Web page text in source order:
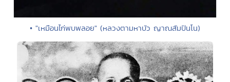
• "เหมือนไก่พบพลอย" (หลวงตามหาบัว ญาณสัมปันโน)